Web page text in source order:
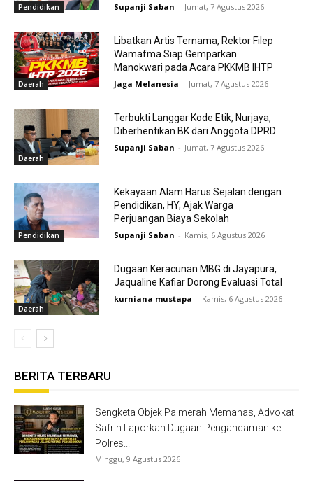
Pendidikan Supanji Saban - Jumat, 7 Agustus 2026
Daerah
Libatkan Artis Ternama, Rektor Filep
Wamafma Siap Gemparkan
Manokwari pada Acara PKKMB IHTP
Jaga Melanesia - Jumat, 7 Agustus 2026
Daerah
Terbukti Langgar Kode Etik, Nurjaya,
Diberhentikan BK dari Anggota DPRD
Supanji Saban - Jumat, 7 Agustus 2026
Pendidikan
Kekayaan Alam Harus Sejalan dengan
Pendidikan, HY, Ajak Warga
Perjuangan Biaya Sekolah
Supanji Saban - Kamis, 6 Agustus 2026
Daerah
Dugaan Keracunan MBG di Jayapura,
Jaqualine Kafiar Dorong Evaluasi Total
kurniana mustapa - Kamis, 6 Agustus 2026
BERITA TERBARU
Sengketa Objek Palmerah Memanas, Advokat
Safrin Laporkan Dugaan Pengancaman ke
Polres...
Minggu, 9 Agustus 2026